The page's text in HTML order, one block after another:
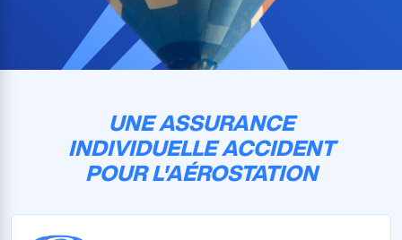
UNE ASSURANCE
INDIVIDUELLE ACCIDENT
POUR L'AÉROSTATION